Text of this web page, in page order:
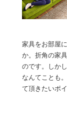
家具をお部屋
か。折角の家
のです。しか
なんてことも
て頂きたいポ